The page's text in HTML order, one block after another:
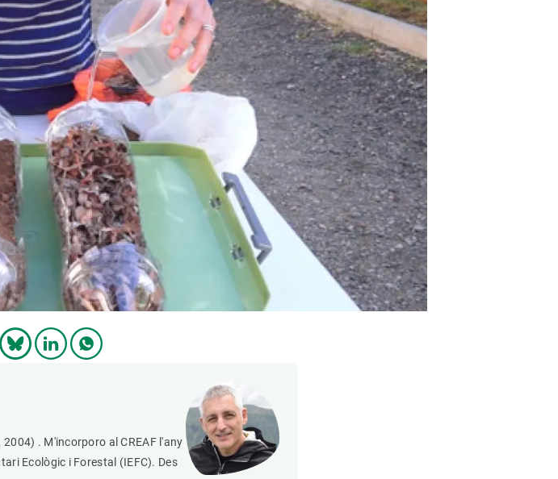
. M'incorporo al CREAF l'any
Ecològic i Forestal (IEFC). Des
Programa de màsters i doctorat
Vine de visitant o sabàtic
Segell de bones pràctiques HRS4R
Un lloc on créixer
Desenvolupament de carrera
Seminaris i activitats internes
T’oferim formació
Biodiversitat
Canvi global
Funcionament dels ecosistemes
Observació de la terra